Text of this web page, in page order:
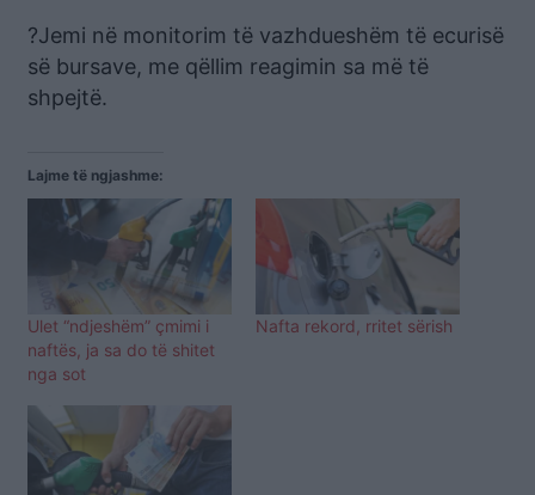
?Jemi në monitorim të vazhdueshëm të ecurisë
së bursave, me qëllim reagimin sa më të
shpejtë.
Lajme të ngjashme:
Ulet “ndjeshëm” çmimi i
naftës, ja sa do të shitet
nga sot
Nafta rekord, rritet sërish